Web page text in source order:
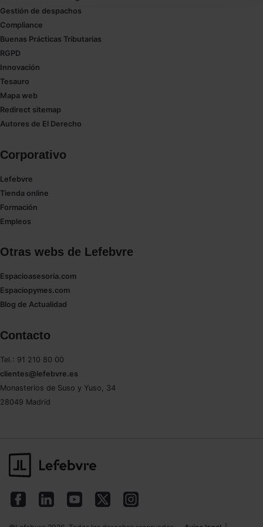
navegador. Si no seleccionas ninguna utilizaremos
las que sean indispensables para la navegación.
Saber más acerca de las cookies
Gestión de despachos
Compliance
Buenas Prácticas Tributarias
RGPD
Innovación
Tesauro
Mapa web
Redirect sitemap
Autores de El Derecho
Corporativo
Lefebvre
Tienda online
Formación
Empleos
Otras webs de Lefebvre
Espacioasesoria.com
Espaciopymes.com
Blog de Actualidad
Contacto
Tel.: 91 210 80 00
clientes@lefebvre.es
Monasterios de Suso y Yuso, 34
28049 Madrid